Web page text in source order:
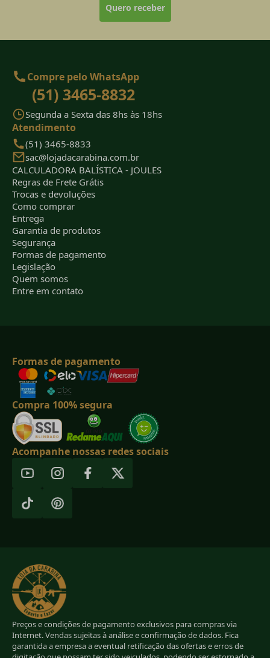
Quero receber
Compre pelo WhatsApp
(51) 3465-8832
Segunda a Sexta das 8hs às 18hs
Atendimento
(51) 3465-8833
sac@lojadacarabina.com.br
CALCULADORA BALÍSTICA - JOULES
Regras de Frete Grátis
Trocas e devoluções
Como comprar
Entrega
Garantia de produtos
Segurança
Formas de pagamento
Legislação
Quem somos
Entre em contato
Formas de pagamento
Compra 100% segura
Acompanhe nossas redes sociais
Preços e condições de pagamento exclusivos para compras via
Internet. Vendas sujeitas à análise e confirmação de dados. Fica
garantida a empresa a eventual retificação das ofertas e erros de